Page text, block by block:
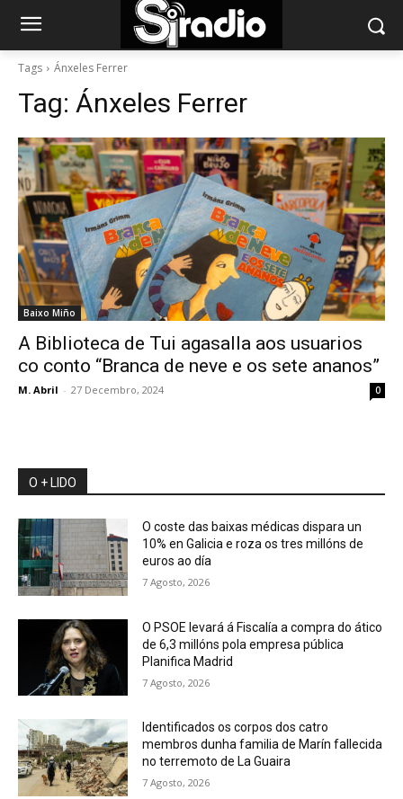
Tags Ánxeles Ferrer
Tag: Ánxeles Ferrer
Baixo Miño
A Biblioteca de Tui agasalla aos usuarios
co conto “Branca de neve e os sete ananos”
M. Abril - 27 Decembro, 2024 0
O + LIDO
O coste das baixas médicas dispara un
10% en Galicia e roza os tres millóns de
euros ao día
7 Agosto, 2026
O PSOE levará á Fiscalía a compra do ático
de 6,3 millóns pola empresa pública
Planifica Madrid
7 Agosto, 2026
Identificados os corpos dos catro
membros dunha familia de Marín fallecida
no terremoto de La Guaira
7 Agosto, 2026